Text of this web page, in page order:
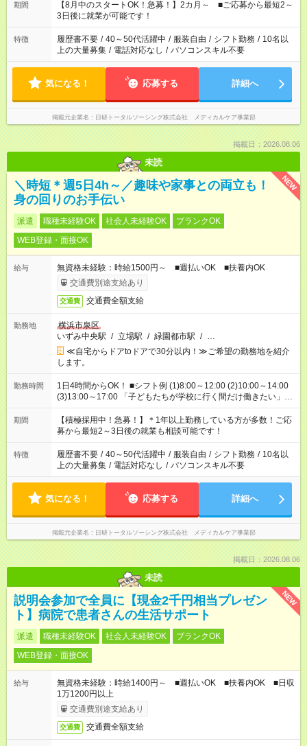
「できれば残業はしたくない」 など、ご希望を教えてください
ね。 ※Wワーク希望の方へ 今ご覧のお仕事で希望する勤務時間
と、もう1つのお仕事の勤務時間。 合計で週40時間を超える場
合は応募できません。
期間
【8月中のスタートOK！急募！】2カ月～ ■ご応募から最短2～
3日後に就業が可能です！
特徴 履歴書不要 / 40～50代活躍中 / 服装自由 / シフト勤務 / 10名以
上の大量募集 / 電話対応なし / パソコンスキル不要
気になる！ 応募する 詳細へ
掲載元企業名 日研トータルソーシング株式会社 メディカルケア事業部
掲載日：2026.08.06
未読
NEW
＼時短＊週5日4h～／趣味や家事との両立も！
身の回りのお手伝い
派遣 職種未経験OK 社会人未経験OK
ブランクOK
WEB登録・面接OK
給与
無資格未経験：時給1500円～ ■週払いOK ■扶養内OK
交通費別途支給あり
交通費 交通費全額支給
勤務地
横浜市泉区
いずみ中央駅 / 立場駅 / 緑園都市駅 / …
≪自宅からドアtoドアで30分以内！≫ご希望の勤務地を紹介
します。
勤務時間
1日4時間からOK！ ■シフト例 (1)8:00～12:00 (2)10:00～14:00
(3)13:00～17:00 「子どもたちが学校に行く間だけ働きたい」
「余裕を持って夕飯の準備がしたい」 「午前中は働いて、午後
はプライベートの時間にしたい」 など、ご希望を教えてくださ
いね。 ※Wワーク希望の方へ 今ご覧のお仕事で希望する勤務時
間と、もう1つのお仕事の勤務時間。 合計で週40時間を超える
場合は応募できません。
期間
【積極採用中！急募！】＊1年以上勤務している方が多数！ご応
募から最短2～3日後の就業も相談可能です！
特徴 履歴書不要 / 40～50代活躍中 / 服装自由 / シフト勤務 / 10名以
上の大量募集 / 電話対応なし / パソコンスキル不要
気になる！ 応募する 詳細へ
掲載元企業名 日研トータルソーシング株式会社 メディカルケア事業部
掲載日：2026.08.06
未読
NEW
説明会参加で全員に【現金2千円相当プレゼン
ト】病院で患者さんの生活サポート
派遣 職種未経験OK 社会人未経験OK
ブランクOK
WEB登録・面接OK
給与
無資格未経験：時給1400円～ ■週払いOK ■扶養内OK ■日収
1万1200円以上
交通費別途支給あり
交通費 交通費全額支給